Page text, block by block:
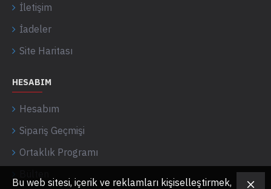
İletişim
İadeler
Site Haritası
HESABIM
Hesabım
Sipariş Geçmişi
Ortaklık Programı
Bu web sitesi, içerik ve reklamları kişiselleştirmek,